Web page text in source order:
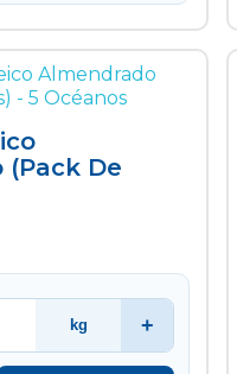
(pack De
kg +